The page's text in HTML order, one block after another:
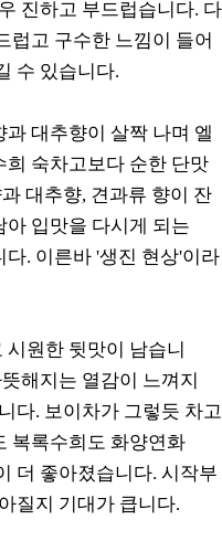
진하고 부드럽습니다. 다
럽고 구수한 느낌이 들어
수 있습니다.
대추향이 살짝 나며 엘
희 숙차고보다 순한 단맛
대추향, 견과류 향이 잔
입맛을 다시게 되는
. 이른바 '생진 현상'이라
원한 뒷맛이 남습니
해지는 열감이 느껴지
다. 보이차가 그렇듯 차고
복록수희도 화양연화
더 좋아졌습니다. 시작부
질지 기대가 큽니다.